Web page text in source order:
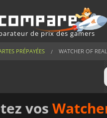
de prix des gamers
PRÉPAYÉES WATCHER OF
vos